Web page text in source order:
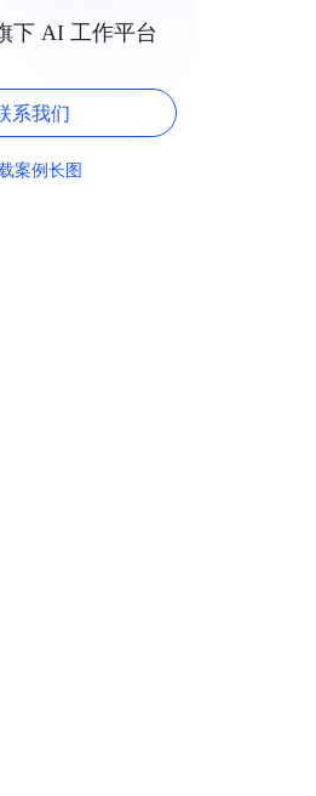
下 AI 工作平台
系我们
案例长图